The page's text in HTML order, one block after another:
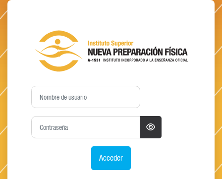
Salta al contenido principal
Nombre de usuario
Acceder